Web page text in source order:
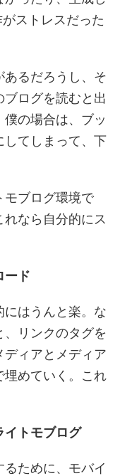
ストレスだった
あるだろうし、そ
ログを読むと出
の場合は、ブッ
してしまって、下
モブログ環境で
れなら自分的にス
ード
にはうんと楽。な
リンクのタグを
ィアとメディア
埋めていく。これ
イトモブログ
ために、モバイ